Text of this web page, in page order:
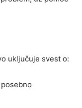
uključuje svest o: